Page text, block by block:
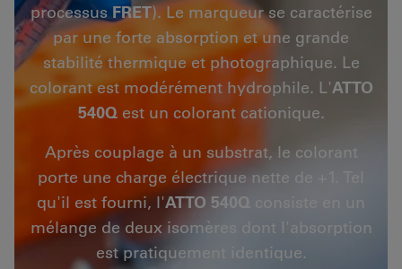
processusFRET). Le marqueur se caractérise
par une forte absorption et une grande
stabilité thermique et photographique. Le
colorant est modérément hydrophile. L'ATTO
540Qest un colorant cationique.
Après couplage à un substrat, le colorant
porte une charge électrique nette de +1. Tel
qu'il est fourni, l'ATTO 540Q consiste en un
mélange de deux isomères dont l'absorption
est pratiquement identique.